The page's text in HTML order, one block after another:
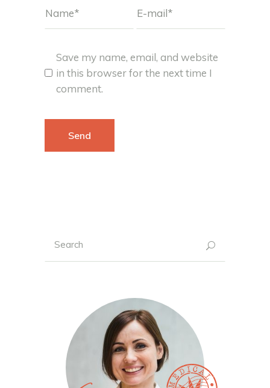
Save my name, email, and website
in this browser for the next time I
comment.
for: